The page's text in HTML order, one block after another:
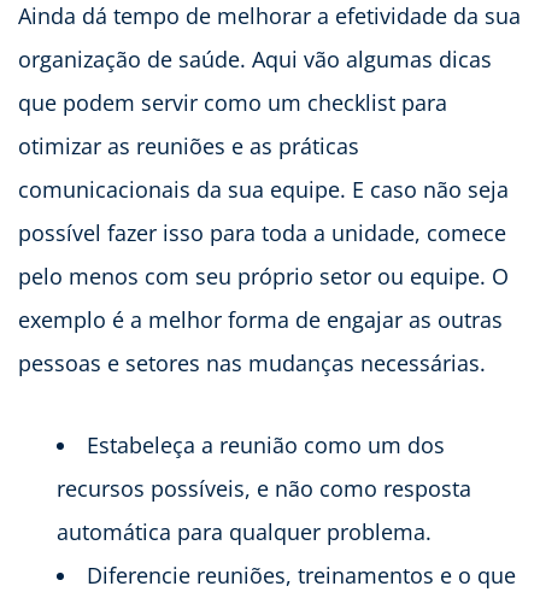
Ainda dá tempo de melhorar a efetividade da sua
organização de saúde. Aqui vão algumas dicas
que podem servir como um checklist para
otimizar as reuniões e as práticas
comunicacionais da sua equipe. E caso não seja
possível fazer isso para toda a unidade, comece
pelo menos com seu próprio setor ou equipe. O
exemplo é a melhor forma de engajar as outras
pessoas e setores nas mudanças necessárias.
Estabeleça a reunião como um dos
recursos possíveis, e não como resposta
automática para qualquer problema.
Diferencie reuniões, treinamentos e o que